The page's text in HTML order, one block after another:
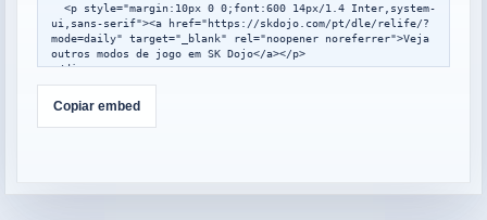
ui,sans-serif"><a href="https://skdojo.com/pt/dle/relife/?
mode=daily" target="_blank" rel="noopener noreferrer">Veja
outros modos de jogo em SK Dojo</a></p>
</div>
<script>
window.addEventListener("message",function(event){
  var data=event.data;
  if(!data||data.type!=="skdojo-embed-
Copiar embed